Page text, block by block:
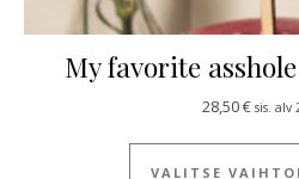
My favorite
28,50€ sis. alv
VALITSE